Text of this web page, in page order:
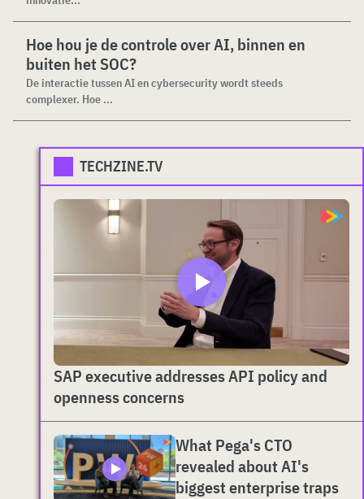
Hoe hou je de controle over AI, binnen en
buiten het SOC?
De interactie tussen AI en cybersecurity wordt steeds
complexer. Hoe ...
TECHZINE.TV
SAP executive addresses API policy and
openness concerns
What Pega's CTO
revealed about AI's
biggest enterprise traps